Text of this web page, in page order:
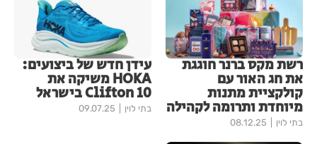
רשת מקס ברנר חוגגת
את חג האור עם
קולקציית מתנות
מיוחדת ותרומה לקהילה
בתי לוין 08.12.25
עידן חדש של ביצועים:
HOKA משיקה את
Clifton 10 בישראל
בתי לוין 09.07.25